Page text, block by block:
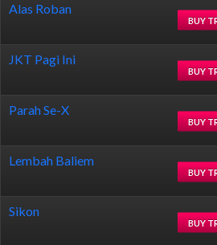
Alas Roban
BUY
JKT Pagi Ini
BUY
Parah Se-X
BUY
Lembah Baliem
BUY
Sikon
BUY